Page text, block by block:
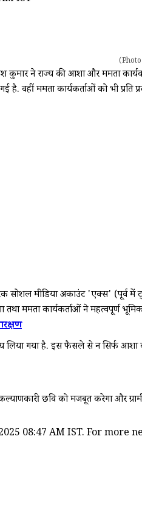
कुमार ने राज्य की आशा और ममता
वहीं ममता कार्यकर्ताओं को भी प्रति
मीडिया अकाउंट 'एक्स' (पूर्व में
तथा ममता कार्यकर्ताओं ने महत्वपूर्ण
गया है. इस फैसले से न सिर्फ आशा
छवि को मजबूत करेगा और
08:47 AM IST. For